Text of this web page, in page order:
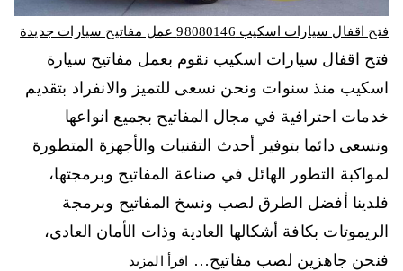
فتح اقفال سيارات اسكيب 98080146‬ عمل مفاتيح سيارات جديدة
فتح اقفال سيارات اسكيب نقوم بعمل مفاتيح سيارة
اسكيب منذ سنوات ونحن نسعى للتميز والانفراد بتقديم
خدمات احترافية في مجال المفاتيح بجميع انواعها
ونسعى دائما بتوفير أحدث التقنيات والأجهزة المتطورة
لمواكبة التطور الهائل في صناعة المفاتيح وبرمجتها،
فلدينا أفضل الطرق لصب ونسخ المفاتيح وبرمجة
الريموتات بكافة أشكالها العادية وذات الأمان العادي،
فنحن جاهزين لصب مفاتيح…
اقرأ المزيد